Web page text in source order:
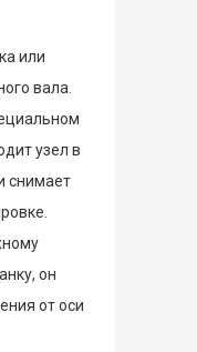
или
вала.
узел в
снимает
он
от оси